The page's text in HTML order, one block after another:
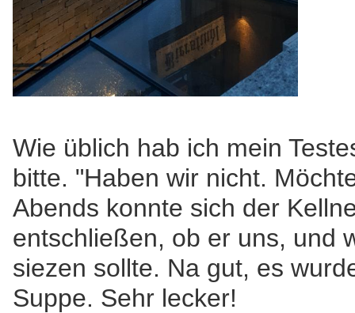
Wie üblich hab ich mein
bitte. "Haben wir nicht.
Abends konnte sich der
entschließen, ob er uns, und
siezen sollte. Na gut, es
Suppe. Sehr lecker!